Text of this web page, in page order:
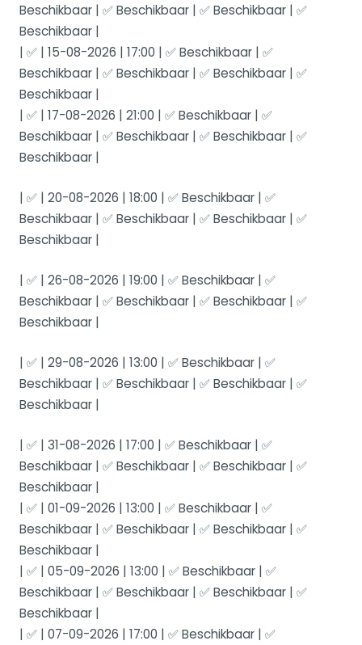
Beschikbaar | ✅ Beschikbaar | ✅ Beschikbaar | ✅
Beschikbaar |
| ✅ | 15-08-2026 | 17:00 | ✅ Beschikbaar | ✅
Beschikbaar | ✅ Beschikbaar | ✅ Beschikbaar | ✅
Beschikbaar |
| ✅ | 17-08-2026 | 21:00 | ✅ Beschikbaar | ✅
Beschikbaar | ✅ Beschikbaar | ✅ Beschikbaar | ✅
Beschikbaar |
| ✅ | 20-08-2026 | 18:00 | ✅ Beschikbaar | ✅
Beschikbaar | ✅ Beschikbaar | ✅ Beschikbaar | ✅
Beschikbaar |
| ✅ | 26-08-2026 | 19:00 | ✅ Beschikbaar | ✅
Beschikbaar | ✅ Beschikbaar | ✅ Beschikbaar | ✅
Beschikbaar |
| ✅ | 29-08-2026 | 13:00 | ✅ Beschikbaar | ✅
Beschikbaar | ✅ Beschikbaar | ✅ Beschikbaar | ✅
Beschikbaar |
| ✅ | 31-08-2026 | 17:00 | ✅ Beschikbaar | ✅
Beschikbaar | ✅ Beschikbaar | ✅ Beschikbaar | ✅
Beschikbaar |
| ✅ | 01-09-2026 | 13:00 | ✅ Beschikbaar | ✅
Beschikbaar | ✅ Beschikbaar | ✅ Beschikbaar | ✅
Beschikbaar |
| ✅ | 05-09-2026 | 13:00 | ✅ Beschikbaar | ✅
Beschikbaar | ✅ Beschikbaar | ✅ Beschikbaar | ✅
Beschikbaar |
| ✅ | 07-09-2026 | 17:00 | ✅ Beschikbaar | ✅